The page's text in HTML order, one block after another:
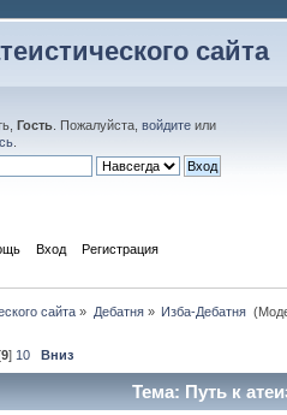
сайта
Гость . Пожалуйста, войдите или
Вход Регистрация
сайта » Дебатня» Изба-Дебатня
9] 10 Вниз
Тема: Путь к